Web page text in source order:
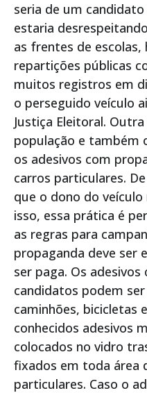
seria de um
estaria
as frentes de
repartições públicas
muitos registros em
o perseguido veículo
Justiça Eleitoral.
população e também
os adesivos com
carros particulares.
que o dono do
isso, essa prática é
as regras para
propaganda deve ser
ser paga. Os
candidatos podem
caminhões, bicicletas
conhecidos adesivos
colocados no vidro
fixados em toda área
particulares. Caso o